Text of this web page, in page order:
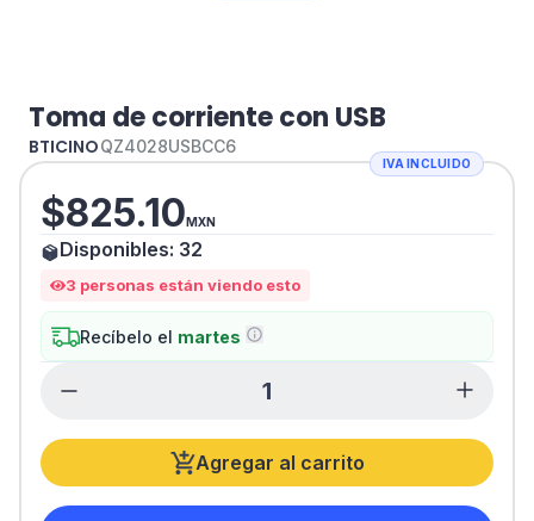
Toma de corriente con USB
BTICINOQZ4028USBCC6
IVA INCLUIDO
$825.10 MXN
Disponibles: 32
3 personas están viendo esto
Recíbelo el martes
Agregar al carrito